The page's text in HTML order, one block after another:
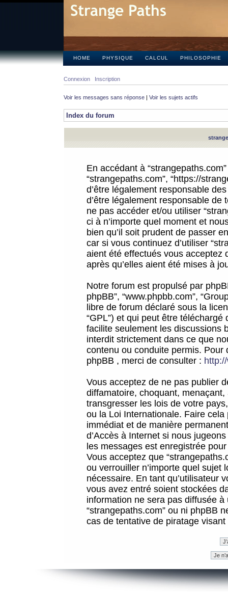
HOME PHYSIQUE CALCUL PHILOSOPHIE
Connexion Inscription
Voir les messages sans réponse | Voir les sujets actifs
Index du forum
En accédant à
“strangepaths.com”, “https://
d’être légalement responsable
d’être légalement responsable
ne pas accéder et/ou utiliser
ci à n’importe quel moment et
bien qu’il soit prudent de passer
car si vous continuez d’utiliser
aient été effectués vous acceptez
après qu’elles aient été mises à
Notre forum est propulsé par
phpBB”, “www.phpbb.com”,
libre de forum déclaré sous la
“GPL”) et qui peut être téléchargé
facilite seulement les discussions
interdit strictement dans ce que
contenu ou conduite permis.
phpBB , merci de consulter :
Vous acceptez de ne pas publier
diffamatoire, choquant,
transgresser les lois de votre
ou la Loi Internationale. Faire
immédiat et de manière
d’Accès à Internet si nous
les messages est enregistrée
Vous acceptez que
ou verrouiller n’importe quel sujet
nécessaire. En tant qu’utilisateur
vous avez entré soient stockées
information ne sera pas diffusée
“strangepaths.com” ou ni phpBB
cas de tentative de piratage